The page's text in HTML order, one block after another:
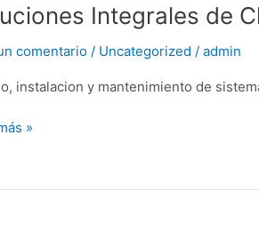
Integrales de
comentario / Uncategorized / admin
instalacion y mantenimiento de
»